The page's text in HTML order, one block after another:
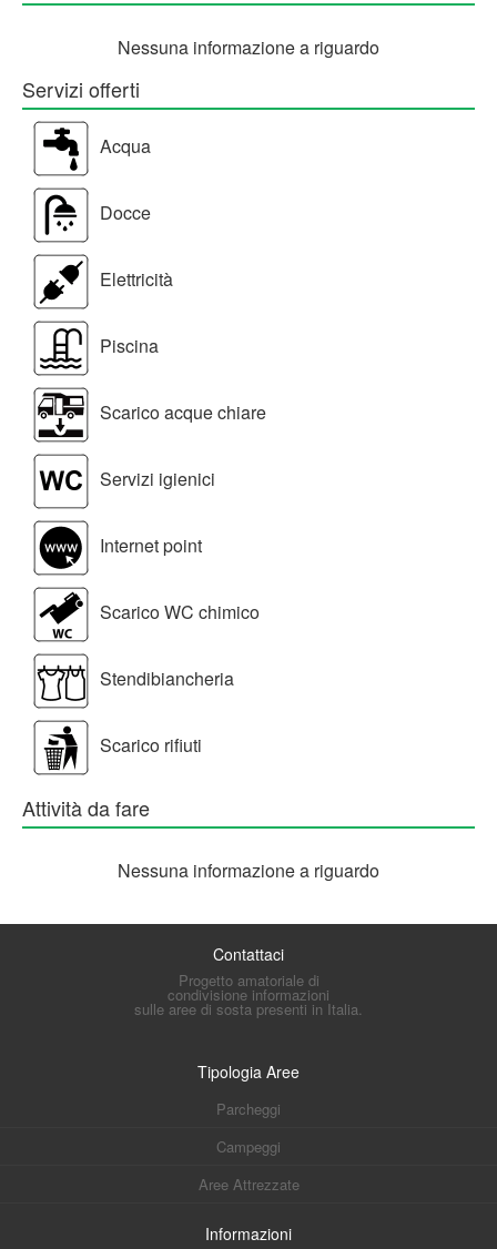
Nessuna informazione a riguardo
Servizi offerti
Acqua
Docce
Elettricità
Piscina
Scarico acque chiare
Servizi igienici
Internet point
Scarico WC chimico
Stendibiancheria
Scarico rifiuti
Attività da fare
Nessuna informazione a riguardo
Contattaci
Progetto amatoriale di
condivisione informazioni
sulle aree di sosta presenti in Italia.
Tipologia Aree
Parcheggi
Campeggi
Aree Attrezzate
Informazioni